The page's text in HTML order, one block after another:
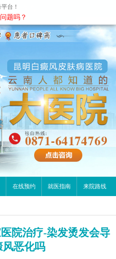
风医院
在线预约 就医指南 来院路线
院治疗-染发烫发会导
风恶化吗
台！
题吗？